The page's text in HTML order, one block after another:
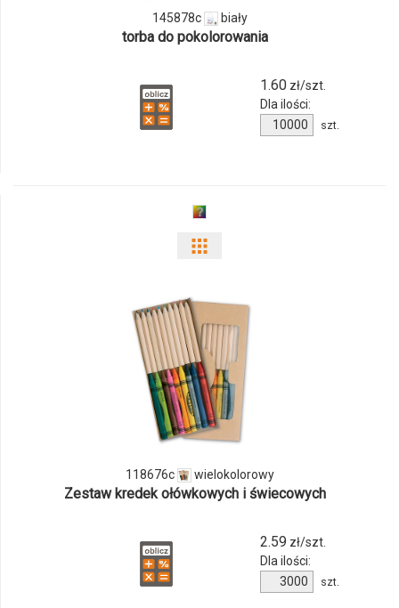
145878c biały
torba do pokolorowania
1.60zł/szt.
Dla ilości:
Ilość
produktu
szt.
ilości
produktu
118676c
118676c wielokolorowy
Zestaw kredek ołówkowych i świecowych
2.59 zł/szt.
Dla ilości:
Ilość
produktu
szt.